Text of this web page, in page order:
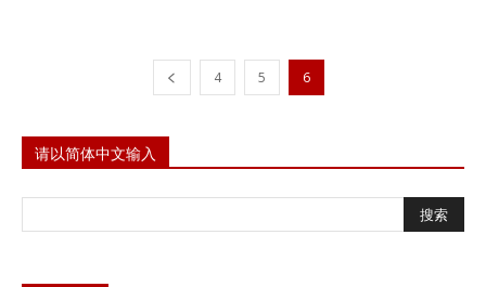
4 5 6
请以简体中文输入